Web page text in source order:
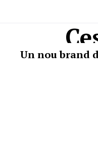
Un nou brand